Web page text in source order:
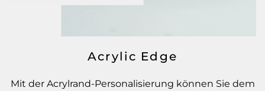
Acrylic Edge
Mit der Acrylrand-Personalisierung können Sie dem